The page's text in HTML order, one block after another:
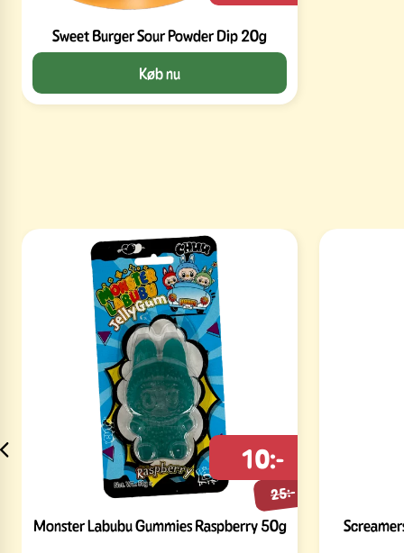
Sweet Burger Sour Powder Dip 20g
Køb nu
Monster Labubu Gummies Raspberry 50g
25:-
10:-